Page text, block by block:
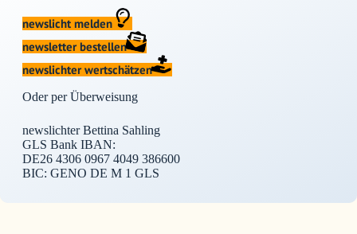
newslicht melden
newsletter bestellen
newslichter wertschätzen
Oder per Überweisung
newslichter Bettina Sahling
GLS Bank IBAN:
DE26 4306 0967 4049 386600
BIC: GENO DE M 1 GLS